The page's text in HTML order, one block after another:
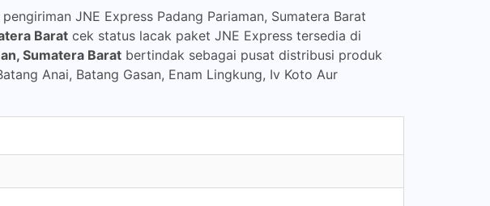
JNE Express Padang Pariaman, Sumatera Barat
Barat cek status lacak paket JNE Express tersedia di
Sumatera Barat bertindak sebagai pusat distribusi produk
Anai, Batang Gasan, Enam Lingkung, Iv Koto Aur